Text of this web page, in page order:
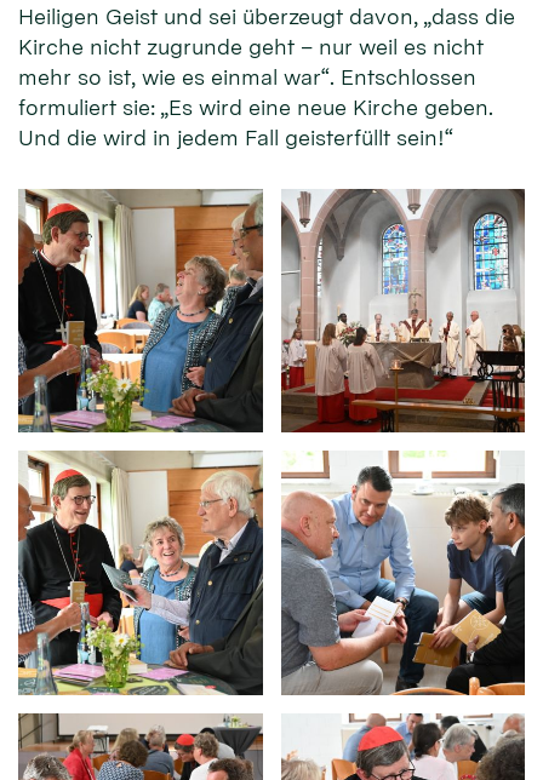
Heiligen Geist und sei überzeugt davon, „dass die
Kirche nicht zugrunde geht – nur weil es nicht
mehr so ist, wie es einmal war“. Entschlossen
formuliert sie: „Es wird eine neue Kirche geben.
Und die wird in jedem Fall geisterfüllt sein!“